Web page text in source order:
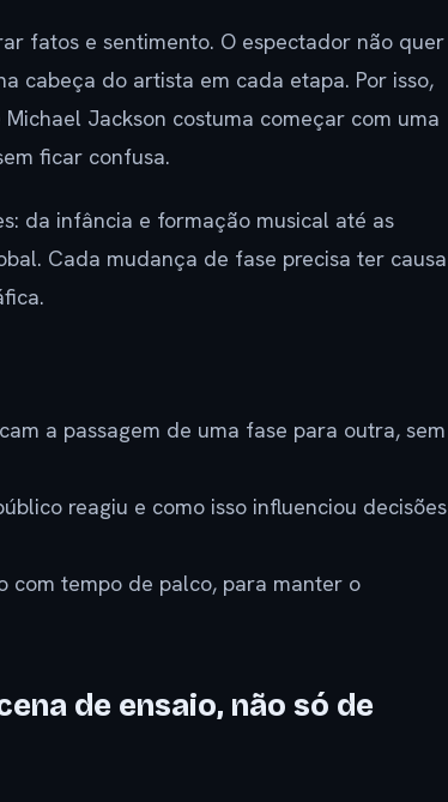
fatos e sentimento. O espectador não quer
cabeça do artista em cada etapa. Por isso,
Jackson costuma começar com uma
ficar confusa.
da infância e formação musical até as
Cada mudança de fase precisa ter causa
a passagem de uma fase para outra, sem
reagiu e como isso influenciou decisões
com tempo de palco, para manter o
de ensaio, não só de